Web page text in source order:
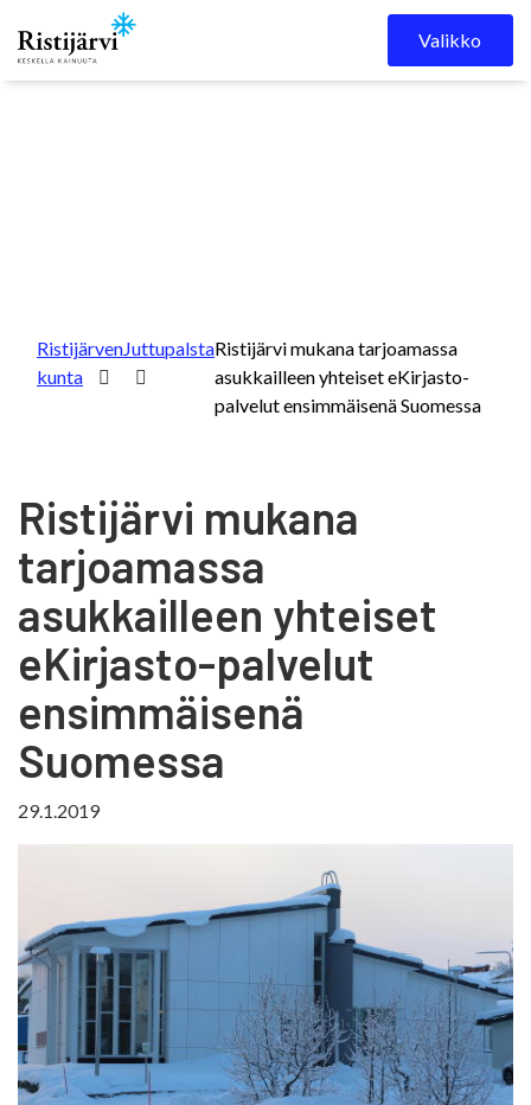
Skip to content
Valikko
Ristijärven
kunta
JuttupalstaRistijärvi mukana tarjoamassa
asukkailleen yhteiset eKirjasto-
palvelut ensimmäisenä Suomessa
Ristijärvi mukana
tarjoamassa
asukkailleen yhteiset
eKirjasto-palvelut
ensimmäisenä
Suomessa
29.1.2019